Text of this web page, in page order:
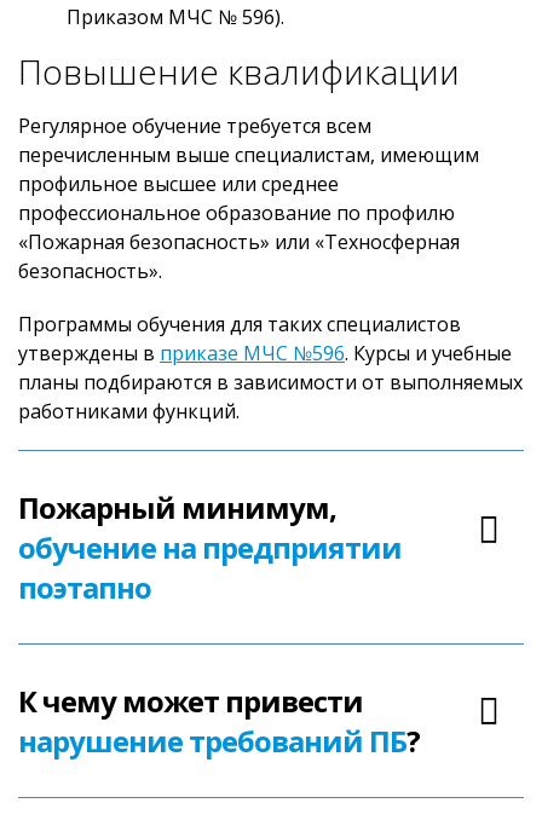
Приказом МЧС № 596).
Повышение квалификации
Регулярное обучение требуется всем
перечисленным выше специалистам, имеющим
профильное высшее или среднее
профессиональное образование по профилю
«Пожарная безопасность» или «Техносферная
безопасность».
Программы обучения для таких специалистов
утверждены в приказе МЧС №596. Курсы и учебные
планы подбираются в зависимости от выполняемых
работниками функций.
Пожарный минимум,
обучение на предприятии
поэтапно
К чему может привести
нарушение требований ПБ?